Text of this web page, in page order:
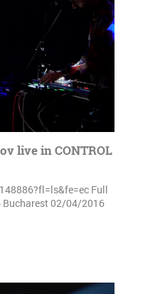
live in CONTROL
Full
Bucharest 02/04/2016